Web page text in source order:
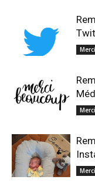
Merci
Merci
Merci